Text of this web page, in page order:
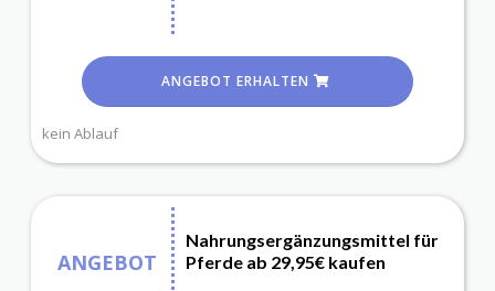
ANGEBOT ERHALTEN
kein Ablauf
ANGEBOT
Nahrungsergänzungsmittel für
Pferde ab 29,95€ kaufen